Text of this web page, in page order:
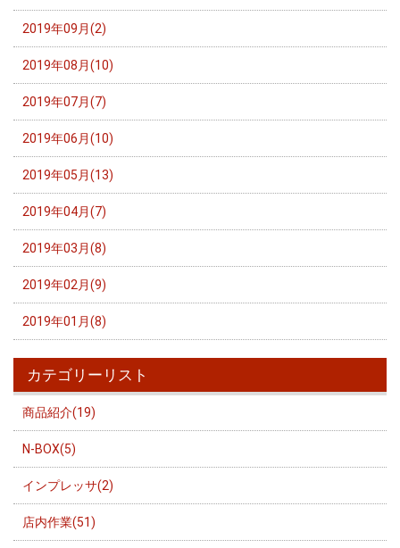
2019年09月(2)
2019年08月(10)
2019年07月(7)
2019年06月(10)
2019年05月(13)
2019年04月(7)
2019年03月(8)
2019年02月(9)
2019年01月(8)
カテゴリーリスト
商品紹介(19)
N-BOX(5)
インプレッサ(2)
店内作業(51)